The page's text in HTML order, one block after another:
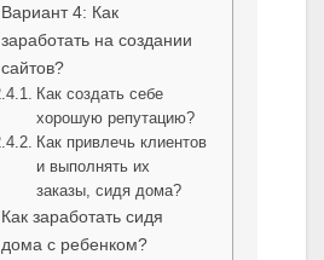
Вариант 4: Как
заработать на создании
сайтов?
Как создать себе
хорошую репутацию?
Как привлечь клиентов
и выполнять их
заказы, сидя дома?
Как заработать сидя
дома с ребенком?